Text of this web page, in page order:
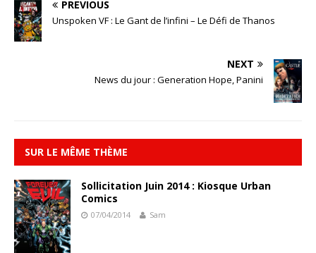
PREVIOUS
Unspoken VF : Le Gant de l’infini – Le Défi de Thanos
NEXT
News du jour : Generation Hope, Panini
SUR LE MÊME THÈME
Sollicitation Juin 2014 : Kiosque Urban
Comics
07/04/2014 Sam